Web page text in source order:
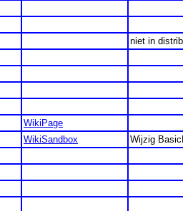
niet in
WikiPage
WikiSandbox
Wijzig